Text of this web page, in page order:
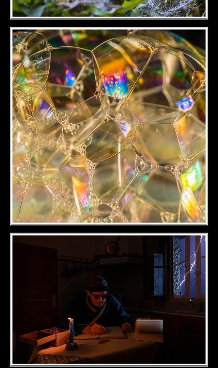
DÉTAILS
DÉTAILS